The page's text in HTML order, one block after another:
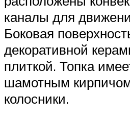
каналы для
Боковая
декоративной
плиткой. Топка
шамотным
колосники.